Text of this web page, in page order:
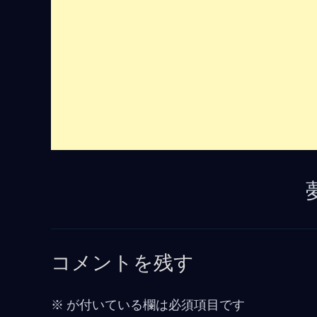
コメントを残す
※ が付いている欄は必須項目です